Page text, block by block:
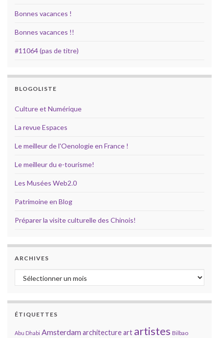
Bonnes vacances !
Bonnes vacances !!
#11064 (pas de titre)
BLOGOLISTE
Culture et Numérique
La revue Espaces
Le meilleur de l'Oenologie en France !
Le meilleur du e-tourisme!
Les Musées Web2.0
Patrimoine en Blog
Préparer la visite culturelle des Chinois!
ARCHIVES
Archives
ÉTIQUETTES
Abu Dhabi Amsterdamarchitectureart artistes Bilbao